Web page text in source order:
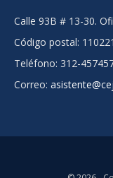
Calle 93B # 13-30.
Código postal: 110221
Teléfono: 312-
Correo: